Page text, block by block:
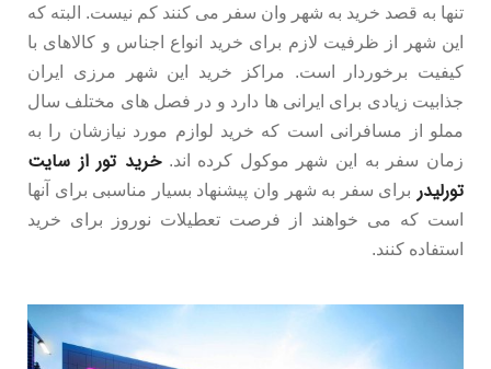
تنها به قصد خرید به شهر وان سفر می کنند کم نیست. البته که
این شهر از ظرفیت لازم برای خرید انواع اجناس و کالاهای با
کیفیت برخوردار است. مراکز خرید این شهر مرزی ایران
جذابیت زیادی برای ایرانی ها دارد و در فصل های مختلف سال
مملو از مسافرانی است که خرید لوازم مورد نیازشان را به
زمان سفر به این شهر موکول کرده اند.خرید تور از سایت
تورلیدر برای سفر به شهر وان پیشنهاد بسیار مناسبی برای آنها
است که می خواهند از فرصت تعطیلات نوروز برای خرید
استفاده کنند.